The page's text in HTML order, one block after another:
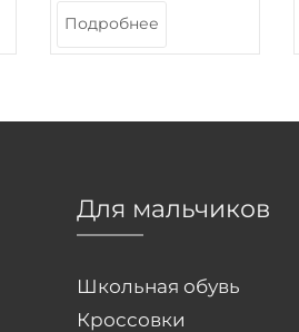
Подробнее
Для мальчиков
Школьная обувь
Кроссовки